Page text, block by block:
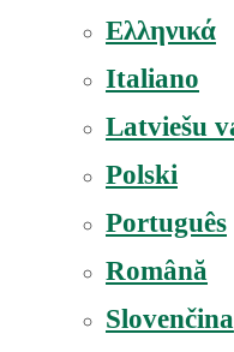
Ελληνικά
Italiano
Latviešu
Polski
Português
Română
Slovenčina